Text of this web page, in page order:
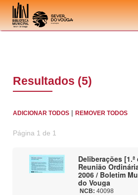
Ir para o conteúdo
Resultados (5)
ADICIONAR TODOS |REMOVER TODOS
Página 1 de 1
Deliberações
Reunião
2006 / Boletim
do Vouga
NCB: 40098